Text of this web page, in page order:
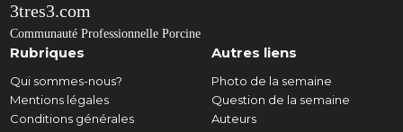
3tres3.com
Communauté Professionnelle Porcine
Rubriques
Qui sommes-nous?
Mentions légales
Conditions générales
Autres liens
Photo de la semaine
Question de la semaine
Auteurs